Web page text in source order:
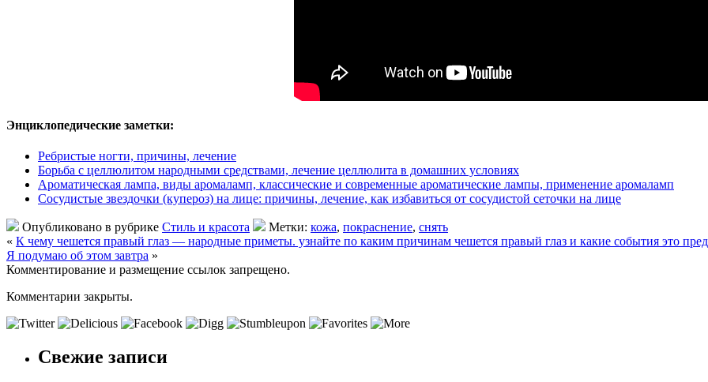
Энциклопедические заметки:
Ребристые ногти, причины, лечение
Борьба с целлюлитом народными средствами, лечение целлюлита в домашних условиях
Ароматическая лампа, виды аромаламп, классические и современные ароматические лампы, применение аромаламп
Сосудистые звездочки (купероз) на лице: причины, лечение, как избавиться от сосудистой сеточки на лице
Опубликовано в рубрике Стиль и красота Метки: кожа, покраснение, снять
« К чему чешется правый глаз — народные приметы. узнайте по каким причинам чешется правый глаз и какие события это
Я подумаю об этом завтра »
Комментирование и размещение ссылок запрещено.
Комментарии закрыты.
Свежие записи